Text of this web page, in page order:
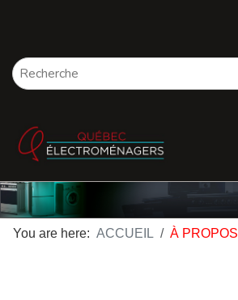
You are here: ACCUEIL À PROPOS